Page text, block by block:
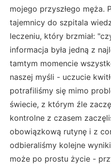
mojego przyszłego męża.
tajemnicy do szpitala
leczeniu, który brzmiał:
informacja była jedną z
tamtym momencie
naszej myśli - uczucie
potrafiliśmy się mimo
świecie, z którym źle
kontrolne z czasem
obowiązkową rutynę i z
odbieraliśmy kolejne
może po prostu życie -